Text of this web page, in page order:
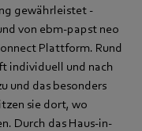
gewährleistet -
von ebm‑papst neo
Plattform. Rund
individuell und nach
und das besonders
sie dort, wo
Durch das Haus-in-